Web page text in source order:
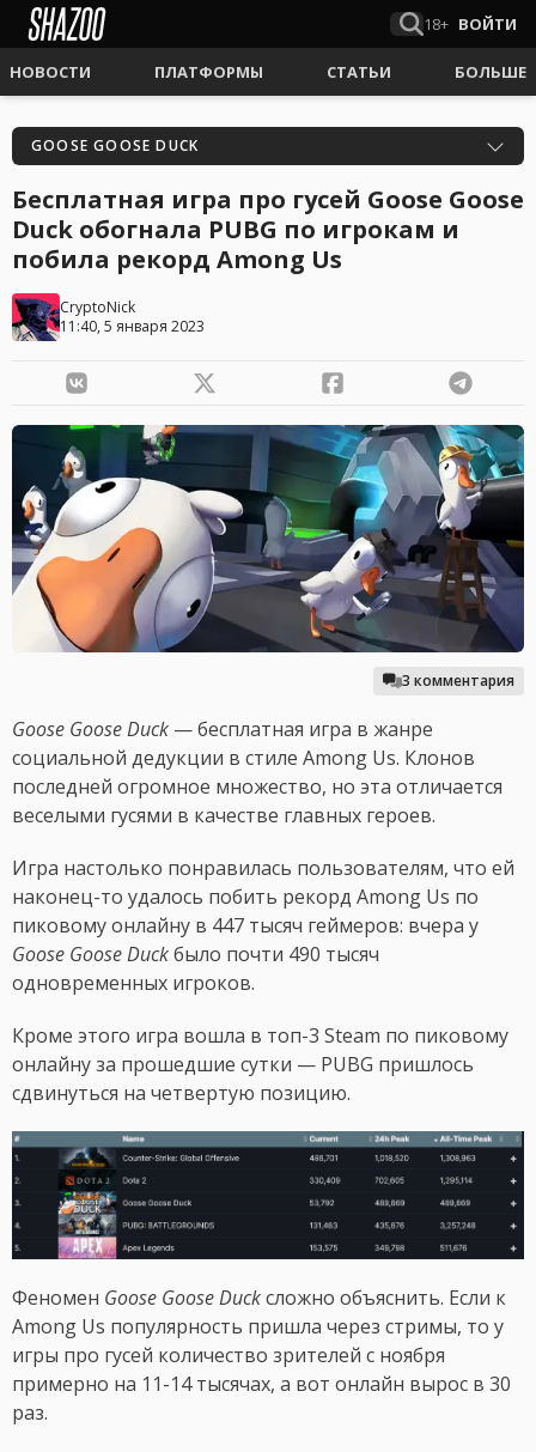
18+ ВОЙТИ
НОВОСТИ ПЛАТФОРМЫ СТАТЬИ БОЛЬШЕ
GOOSE GOOSE DUCK
Бесплатная игра про гусей Goose Goose
Duck обогнала PUBG по игрокам и
побила рекорд Among Us
CryptoNick
11:40, 5 января 2023
3 комментария
Goose Goose Duck — бесплатная игра в жанре
социальной дедукции в стиле Among Us. Клонов
последней огромное множество, но эта отличается
веселыми гусями в качестве главных героев.
Игра настолько понравилась пользователям, что ей
наконец-то удалось побить рекорд Among Us по
пиковому онлайну в 447 тысяч геймеров: вчера у
Goose Goose Duckбыло почти 490 тысяч
одновременных игроков.
Кроме этого игра вошла в топ-3 Steam по пиковому
онлайну за прошедшие сутки — PUBG пришлось
сдвинуться на четвертую позицию.
Феномен Goose Goose Duckсложно объяснить. Если к
Among Us популярность пришла через стримы, то у
игры про гусей количество зрителей с ноября
примерно на 11-14 тысячах, а вот онлайн вырос в 30
раз.